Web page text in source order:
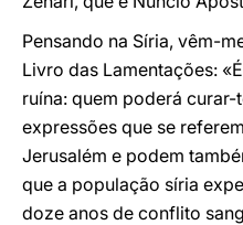
Pensando na Síria, vêm-
Livro das Lamentações:
ruína: quem poderá curar-
expressões que se
Jerusalém e podem
que a população síria
doze anos de conflito